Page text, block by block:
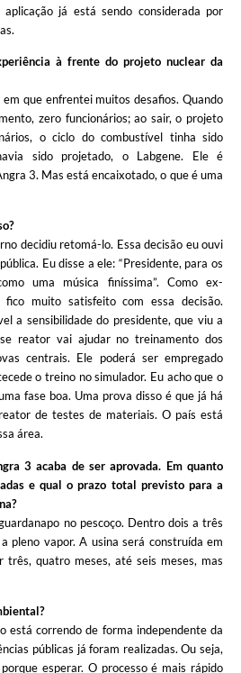
já está sendo considerada por
à frente do projeto nuclear da
que enfrentei muitos desafios. Quando
zero funcionários; ao sair, o projeto
o ciclo do combustível tinha sido
sido projetado, o Labgene. Ele é
3. Mas está encaixotado, o que é uma
decidiu retomá-lo. Essa decisão eu ouvi
Eu disse a ele: “Presidente, para os
uma música finíssima”. Como ex-
fico muito satisfeito com essa decisão.
a sensibilidade do presidente, que viu a
reator vai ajudar no treinamento dos
centrais. Ele poderá ser empregado
o treino no simulador. Eu acho que o
fase boa. Uma prova disso é que já há
de testes de materiais. O país está
área.
3 acaba de ser aprovada. Em quanto
e qual o prazo total previsto para a
no pescoço. Dentro dois a três
pleno vapor. A usina será construída em
três, quatro meses, até seis meses, mas
está correndo de forma independente da
públicas já foram realizadas. Ou seja,
esperar. O processo é mais rápido